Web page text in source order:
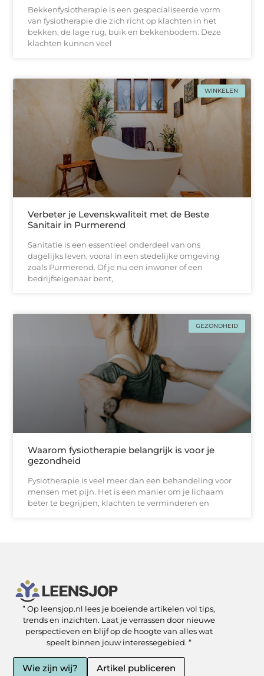
Bekkenfysiotherapie is een gespecialiseerde vorm
van fysiotherapie die zich richt op klachten in het
bekken, de lage rug, buik en bekkenbodem. Deze
klachten kunnen veel
WINKELEN
Verbeter je Levenskwaliteit met de Beste
Sanitair in Purmerend
Sanitatie is een essentieel onderdeel van ons
dagelijks leven, vooral in een stedelijke omgeving
zoals Purmerend. Of je nu een inwoner of een
bedrijfseigenaar bent,
GEZONDHEID
Waarom fysiotherapie belangrijk is voor je
gezondheid
Fysiotherapie is veel meer dan een behandeling voor
mensen met pijn. Het is een manier om je lichaam
beter te begrijpen, klachten te verminderen en
” Op leensjop.nl lees je boeiende artikelen vol tips,
trends en inzichten. Laat je verrassen door nieuwe
perspectieven en blijf op de hoogte van alles wat
speelt binnen jouw interessegebied. “
Wie zijn wij? Artikel publiceren